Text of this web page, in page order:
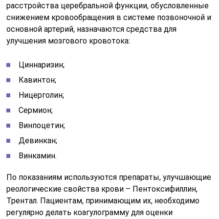
расстройства церебральной функции, обусловленные
снижением кровообращения в системе позвоночной и
основной артерий, назначаются средства для
улучшения мозгового кровотока:
Циннаризин;
Кавинтон;
Ницерголин;
Сермион;
Винпоцетин;
Девинкан;
Винкамин.
По показаниям используются препараты, улучшающие
реологические свойства крови – Пентоксифиллин,
Трентал. Пациентам, принимающим их, необходимо
регулярно делать коагулограмму для оценки